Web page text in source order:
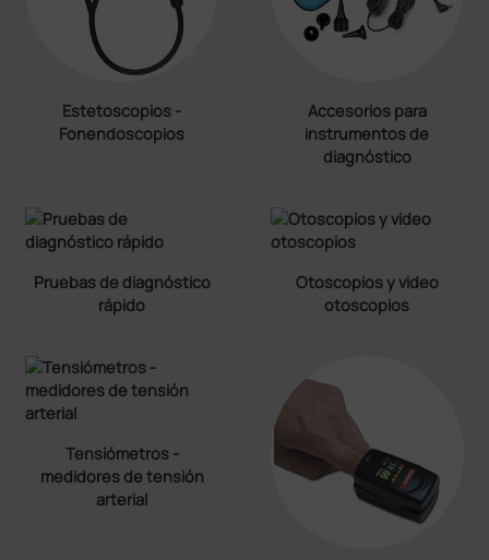
Estetoscopios -
Fonendoscopios
Accesorios para
instrumentos de
diagnóstico
Pruebas de diagnóstico
rápido
Otoscopios y video
otoscopios
Tensiómetros -
medidores de tensión
arterial